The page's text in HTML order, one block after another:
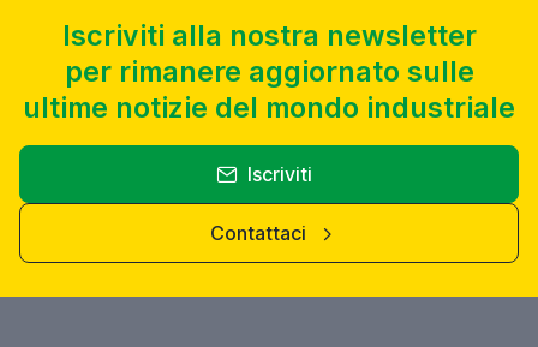
Iscriviti alla nostra newsletter
per rimanere aggiornato sulle
ultime notizie del mondo industriale
Iscriviti
Contattaci